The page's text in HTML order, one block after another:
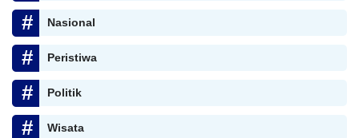
Nasional
Peristiwa
Politik
Wisata